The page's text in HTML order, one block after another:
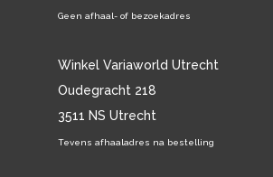
Geen afhaal- of bezoekadres
Winkel Variaworld Utrecht
Oudegracht 218
3511 NS Utrecht
Tevens afhaaladres na bestelling